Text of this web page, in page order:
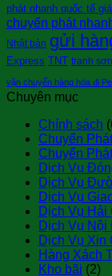
phát nhanh quốc tế
chuyển phát
Nhật bản gửi
Express TNT tranh
vận chuyển hàng hóa đi
Chuyên mục
Chính sách
Chuyển
Chuyển
Dịch Vụ
Dịch Vụ
Dịch Vụ
Dịch Vụ Hải
Dịch Vụ Nội
Dịch Vụ Xin
Hàng Xách
Kho bãi (2)